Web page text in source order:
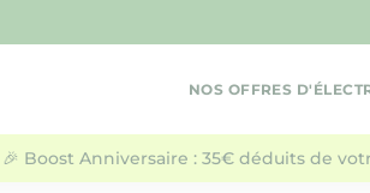
NOS OFFRES
🎉 Boost Anniversaire : 35€ déduits de